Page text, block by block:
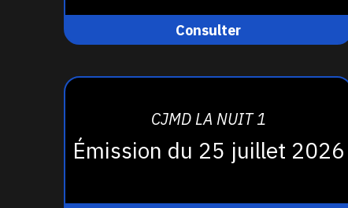
Consulter
CJMD LA NUIT 1
Émission du 25 juillet 2026